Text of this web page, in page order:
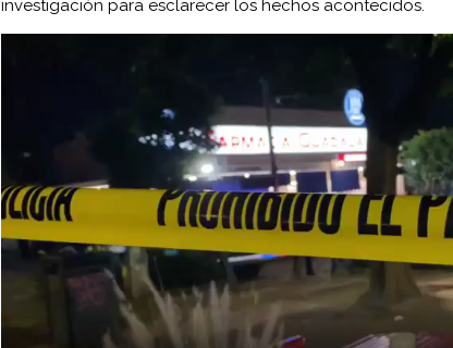
investigación para esclarecer los hechos acontecidos.